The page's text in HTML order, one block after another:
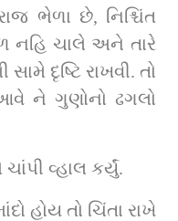
ભેળા છે, નિશ્ચિંત
નહિ ચાલે અને તારે
સામે દૃષ્ટિ રાખવી. તો
ને ગુણોનો ઢગલો
વ્હાલ કર્યું.
હોય તો ચિંતા રાખે